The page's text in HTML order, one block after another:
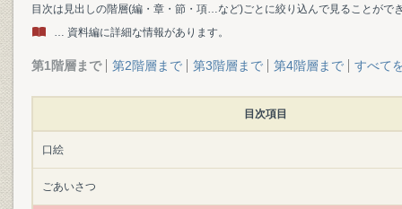
目次は見出しの階層(編・章・節・項…など)ごとに絞り込んで見ることがで
… 資料編に詳細な情報があります。
第1階層まで 第2階層まで 第3階層まで 第4階層まで すべて
目次項目
口絵
ごあいさつ